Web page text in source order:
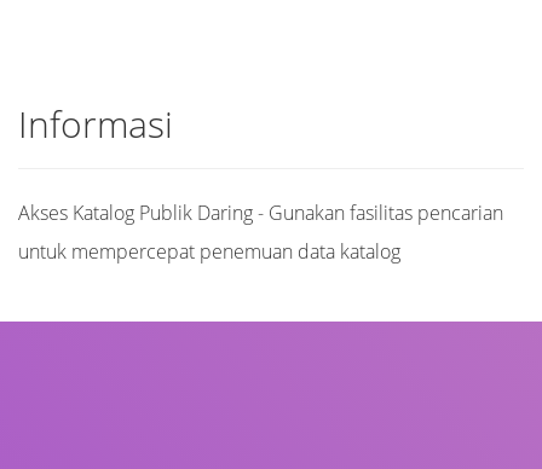
Informasi
Akses Katalog Publik Daring - Gunakan fasilitas pencarian
untuk mempercepat penemuan data katalog